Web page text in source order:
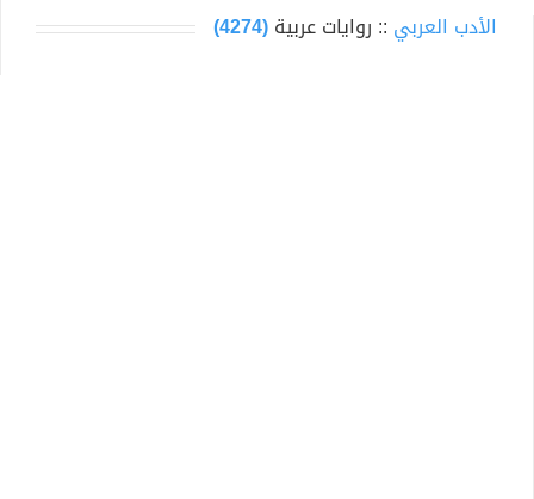
الأدب العربي :: روايات عربية(4274)